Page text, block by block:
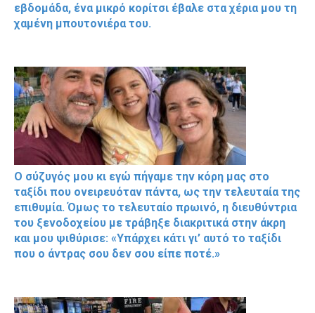
εβδομάδα, ένα μικρό κορίτσι έβαλε στα χέρια μου τη
χαμένη μπουτονιέρα του.
Ο σύζυγός μου κι εγώ πήγαμε την κόρη μας στο
ταξίδι που ονειρευόταν πάντα, ως την τελευταία της
επιθυμία. Όμως το τελευταίο πρωινό, η διευθύντρια
του ξενοδοχείου με τράβηξε διακριτικά στην άκρη
και μου ψιθύρισε: «Υπάρχει κάτι γι’ αυτό το ταξίδι
που ο άντρας σου δεν σου είπε ποτέ.»